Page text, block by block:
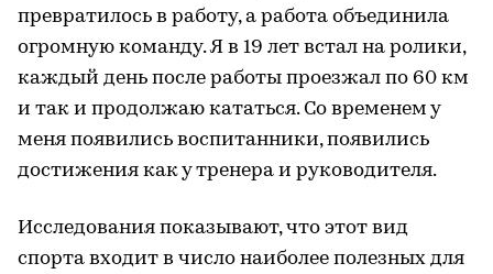
превратилось в работу, а работа объединила
огромную команду. Я в 19 лет встал на ролики,
каждый день после работы проезжал по 60 км
и так и продолжаю кататься. Со временем у
меня появились воспитанники, появились
достижения как у тренера и руководителя.
Исследования показывают, что этот вид
спорта входит в число наиболее полезных для